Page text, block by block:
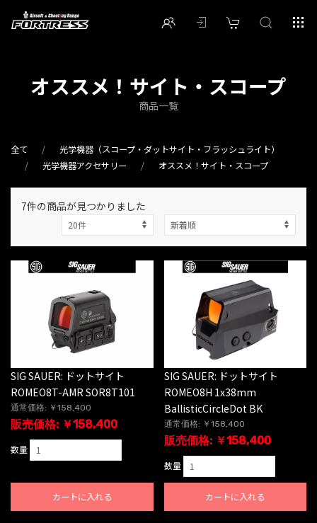
オススメ！サイト・スコープ
商品一覧
全て
光学機器（スコープ・ダットサイト・フラッシュライト）
光学機器アクセサリー
オススメ！サイト・スコープ
7件の商品が見つかりました
SIG SAUER: ドットサイト
ROMEO8T-AMR SOR8T101
通常価格: ￥158,400
販売価格: ￥158,400
数量
カートに入れる
SIG SAUER: ドットサイト
ROMEO8H 1x38mm
BallisticCircleDot BK
通常価格: ￥158,400
販売価格: ￥158,400
数量
カートに入れる